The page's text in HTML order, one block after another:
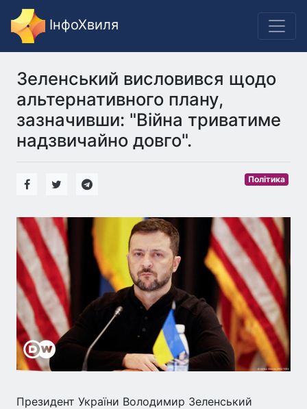
ІнфоХвиля
Зеленський висловився щодо
альтернативного плану,
зазначивши: "Війна триватиме
надзвичайно довго".
Політика
Президент України Володимир Зеленський